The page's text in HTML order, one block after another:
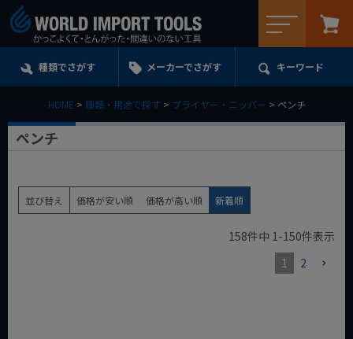
種類でさがす メーカーでさがす キーワード
HOME 種類・用途で探す プライヤー・ニッパー ペンチ
ペンチ
並び替え 価格が安い順 価格が高い順 新着順
158件中 1-150件表示
1
2